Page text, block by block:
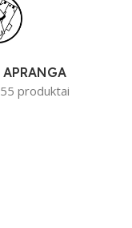
APRANGA
55 produktai